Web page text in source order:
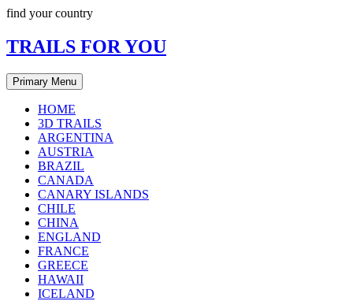
Skip
content
find your country
TRAILS FOR YOU
Primary Menu
HOME
3D TRAILS
ARGENTINA
AUSTRIA
BRAZIL
CANADA
CANARY ISLANDS
CHILE
CHINA
ENGLAND
FRANCE
GREECE
HAWAII
ICELAND